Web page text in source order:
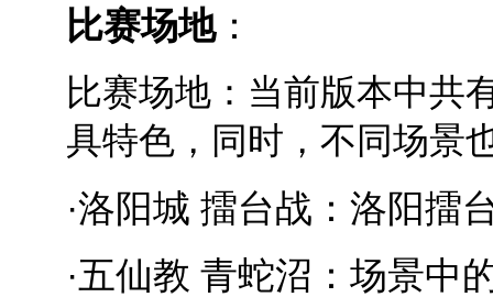
比赛场地：
比赛场地：当前版本中共
具特色 ，同时，不同场景
·洛阳城 擂台战：洛阳擂
·五仙教 青蛇沼：场景中